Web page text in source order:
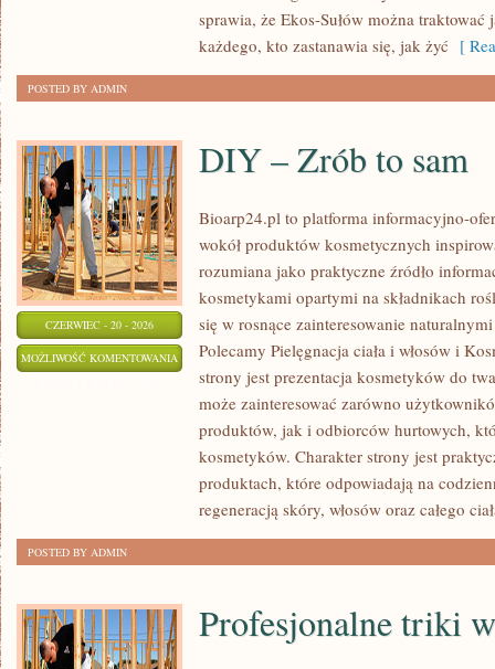
sprawia, że Ekos-Sułów można
każdego, kto zastanawia się, jak żyć [
POSTED BY ADMIN
CZERWIEC - 20 - 2026
MOŻLIWOŚĆ KOMENTOWANIA
ZRÓB
SAM
DIY – Zrób to sam
Bioarp24.pl to platforma informacyjno-
wokół produktów kosmetycznych
rozumiana jako praktyczne źródło
kosmetykami opartymi na składnikach
się w rosnące zainteresowanie
Polecamy Pielęgnacja ciała i włosów i
strony jest prezentacja kosmetyków do
może zainteresować zarówno
produktów, jak i odbiorców hurtowych,
kosmetyków. Charakter strony jest
produktach, które odpowiadają na
regeneracją skóry, włosów oraz całego
POSTED BY ADMIN
Profesjonalne triki